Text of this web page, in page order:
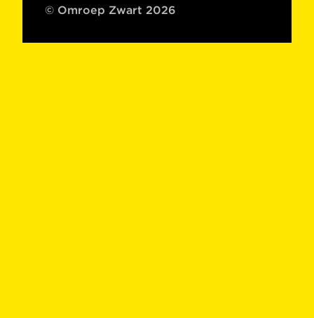
© Omroep Zwart 2026